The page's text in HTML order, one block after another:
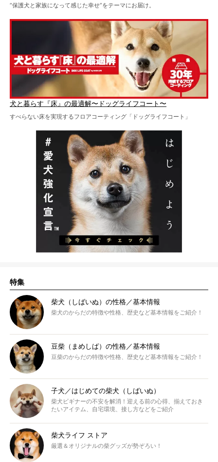
“保護犬と家族になって感じた幸せ”をテーマにお届け。
犬と暮らす『床』の最適解〜ドッグライフコート〜
すべらない床を実現するフロアコーティング「ドッグライフコート」
特集
柴犬（しばいぬ）の性格／基本情報
柴犬のからだの特徴や性格、歴史など基本情報をご紹介！
豆柴（まめしば）の性格／基本情報
豆柴のからだの特徴や性格、歴史など基本情報をご紹介！
子犬／はじめての柴犬（しばいぬ）
柴犬ビギナーの不安を解消！迎える前の心得、揃えておき
たいアイテム、自宅環境、接し方などをご紹介
柴犬ライフ ストア
厳選＆オリジナルの柴グッズが勢ぞろい！